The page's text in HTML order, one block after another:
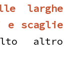
larghe
e scaglie
altro